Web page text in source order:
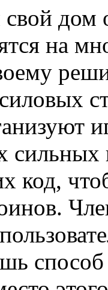
свой дом
на
сильных
код,